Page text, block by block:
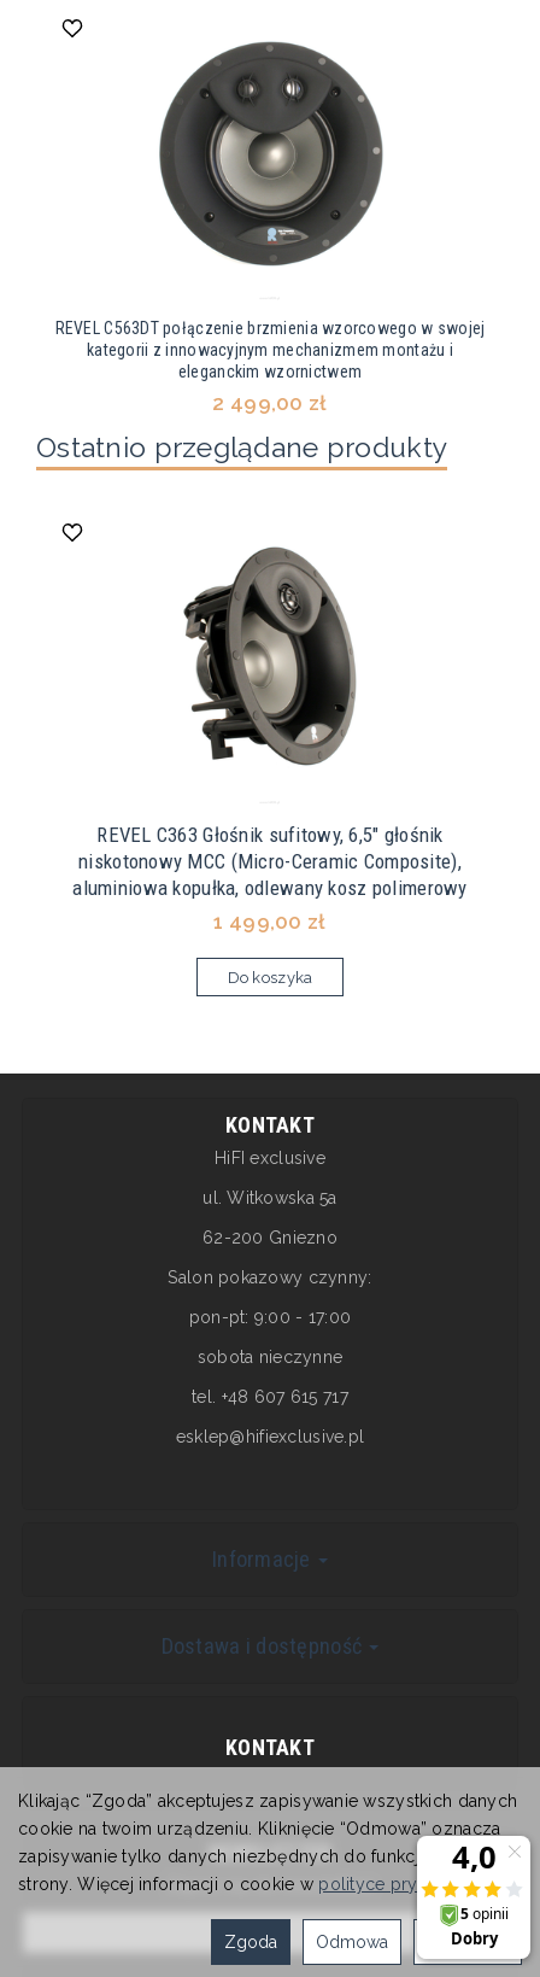
REVEL C563DT połączenie brzmienia wzorcowego w swojej
kategorii z innowacyjnym mechanizmem montażu i
eleganckim wzornictwem
2 499,00 zł
Ostatnio przeglądane produkty
REVEL C363 Głośnik sufitowy, 6,5" głośnik
niskotonowy MCC (Micro-Ceramic Composite),
aluminiowa kopułka, odlewany kosz polimerowy
1 499,00 zł
Do koszyka
KONTAKT
HiFI exclusive
ul. Witkowska 5a
62-200 Gniezno
Salon pokazowy czynny:
pon-pt: 9:00 - 17:00
sobota nieczynne
tel. +48 607 615 717
esklep@hifiexclusive.pl
Informacje
Dostawa i dostępność
KONTAKT
NEWSLETTER
Zapisz się do newslettera
Klikając “Zgoda” akceptujesz zapisywanie wszystkich danych
cookie na twoim urządzeniu. Kliknięcie “Odmowa” oznacza
zapisywanie tylko danych niezbędnych do funkcjonowania
strony. Więcej informacji o cookie w polityce prywatności.
Ustawienia
Odmowa
Zgoda